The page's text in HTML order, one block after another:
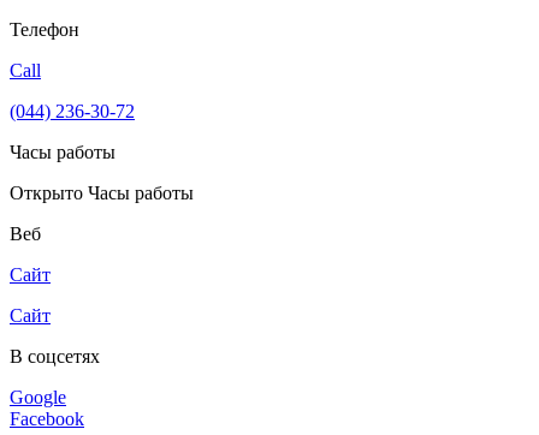
Телефон
Call
(044) 236-30-72
Часы работы
Открыто Часы работы
Веб
Сайт
Сайт
В соцсетях
Google
Facebook